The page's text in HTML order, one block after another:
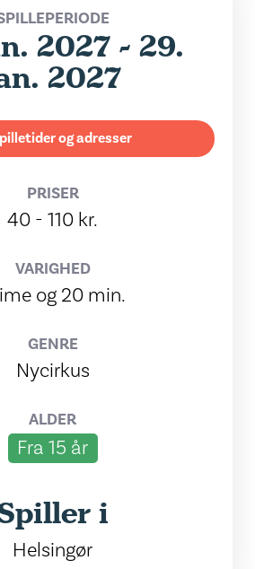
2027 - 29.
2027
og adresser
PRISER
40 - 110 kr.
VARIGHED
og 20 min.
GENRE
Nycirkus
ALDER
Fra 15 år
i
Helsingør